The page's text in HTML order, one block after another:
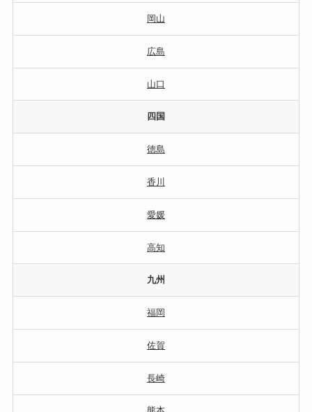
岡山
広島
山口
四国
徳島
香川
愛媛
高知
九州
福岡
佐賀
長崎